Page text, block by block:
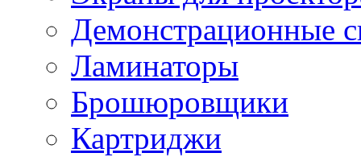
Демонстрационные
Ламинаторы
Брошюровщики
Картриджи